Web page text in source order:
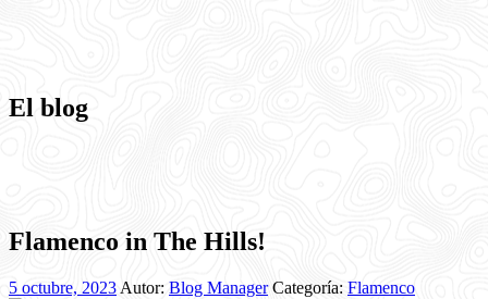
El blog
Flamenco in The Hills!
5 octubre, 2023 Autor: Blog Manager Categoría: Flamenco